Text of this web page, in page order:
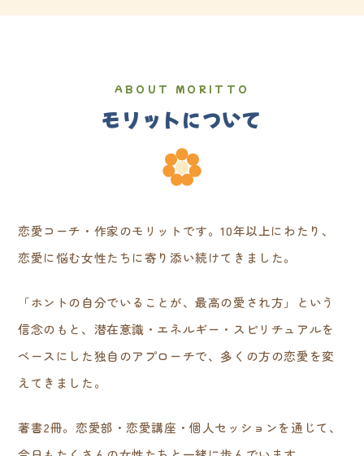
ABOUT MORITTO
モリットについて
恋愛コーチ・作家のモリットです。10年以上にわたり、
恋愛に悩む女性たちに寄り添い続けてきました。
「ホントの自分でいることが、最高の愛され方」という
信念のもと、潜在意識・エネルギー・スピリチュアルを
ベースにした独自のアプローチで、多くの方の恋愛を変
えてきました。
著書2冊。恋愛部・恋愛講座・個人セッションを通じて、